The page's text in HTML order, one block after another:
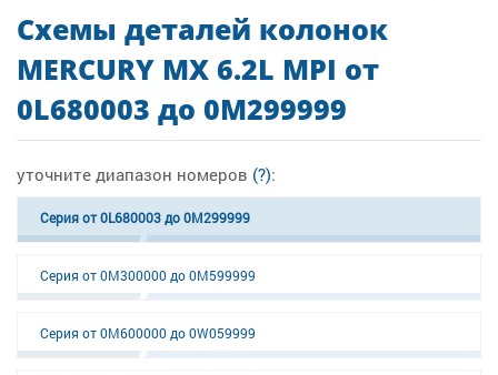
Схемы деталей колонок
MERCURY MX 6.2L MPI от
0L680003 до 0M299999
уточните диапазон номеров (?):
Серия от 0L680003 до 0M299999
Серия от 0M300000 до 0M599999
Серия от 0M600000 до 0W059999